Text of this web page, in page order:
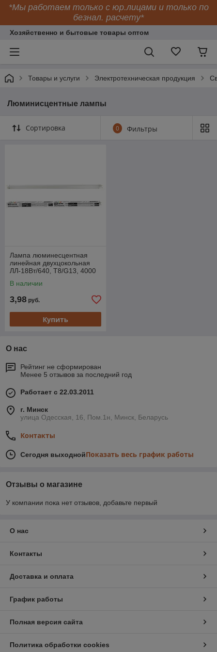
*Мы работаем только с юр.лицами и только по
безнал. расчету*
Хозяйственно и бытовые товары оптом
Товары и услуги Электротехническая продукция
Люминисцентные лампы
Сортировка 0 Фильтры
Лампа люминесцентная
линейная двухцокольная
ЛЛ-18Вт/640, T8/G13, 4000
В наличии
3,98 руб.
Купить
О нас
Рейтинг не сформирован
Менее 5 отзывов за последний год
Работает с 22.03.2011
г. Минск
улица Одесская, 16, Пом.1н, Минск, Беларусь
Контакты
Сегодня выходнойПоказать весь график работы
Отзывы о магазине
У компании пока нет отзывов, добавьте первый
О нас
Контакты
Доставка и оплата
График работы
Полная версия сайта
Политика обработки cookies